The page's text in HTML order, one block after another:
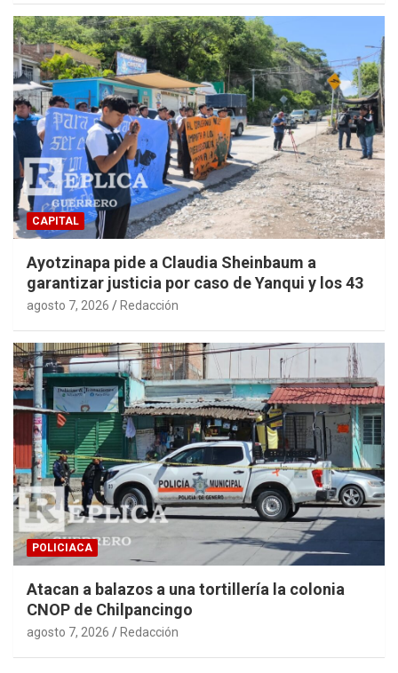
CAPITAL
Ayotzinapa pide a Claudia Sheinbaum a
garantizar justicia por caso de Yanqui y los 43
agosto 7, 2026 Redacción
POLICIACA
Atacan a balazos a una tortillería la colonia
CNOP de Chilpancingo
agosto 7, 2026 Redacción